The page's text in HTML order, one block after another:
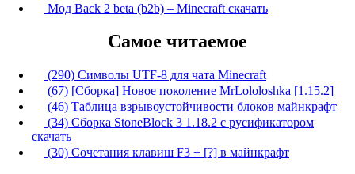
Мод Back 2 beta (b2b) – Minecraft скачать
Самое читаемое
(290) Символы UTF-8 для чата Minecraft
(67) [Сборка] Новое поколение MrLololoshka [1.15.2]
(46) Таблица взрывоустойчивости блоков майнкрафт
(34) Сборка StoneBlock 3 1.18.2 с русификатором
скачать
(30) Сочетания клавиш F3 + [?] в майнкрафт